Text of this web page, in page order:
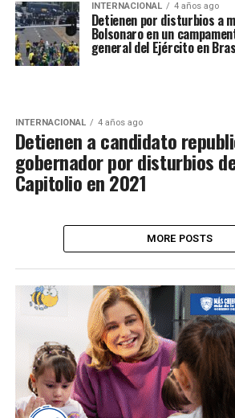
INTERNACIONAL 4 años ago
Detienen por disturbios a
Bolsonaro en un
general del Ejército en
INTERNACIONAL 4 años ago
Detienen a candidato
gobernador por disturbios
Capitolio en 2021
MORE POSTS